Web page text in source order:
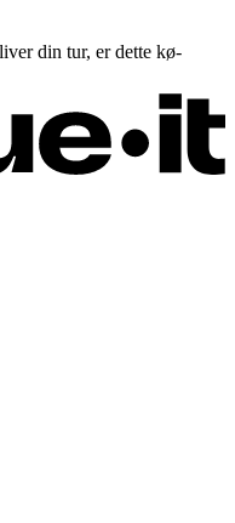
din tur, er dette kø-